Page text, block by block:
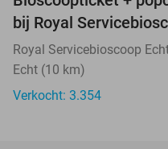
bij Royal
Royal Servicebioscoop
Echt (10 km)
Verkocht: 3.354